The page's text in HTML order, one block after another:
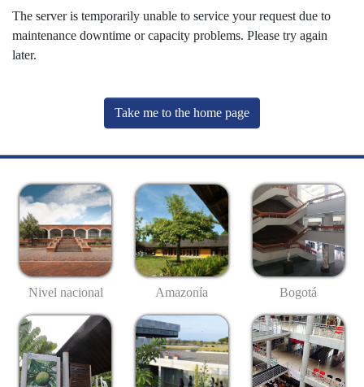
The server is temporarily unable to service your request due to
maintenance downtime or capacity problems. Please try again
later.
Take me to the home page
Nivel nacional Amazonía Bogotá